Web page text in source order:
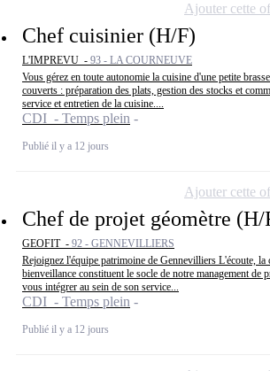
Chef cuisinier (H/F)
L'IMPREVU - 93 - LA COURNEUVE
Vous gérez en toute autonomie la cuisine d'une petite
couverts : préparation des plats, gestion des stocks et
service et entretien de la cuisine....
CDI - Temps plein
Publié il y a 12 jours
Ajouter cette
Chef de projet géomètre (H/
GEOFIT - 92 - GENNEVILLIERS
Rejoignez l'équipe patrimoine de Gennevilliers L'écoute, la
bienveillance constituent le socle de notre management de
vous intégrer au sein de son service...
CDI - Temps plein
Publié il y a 12 jours
Ajouter cette